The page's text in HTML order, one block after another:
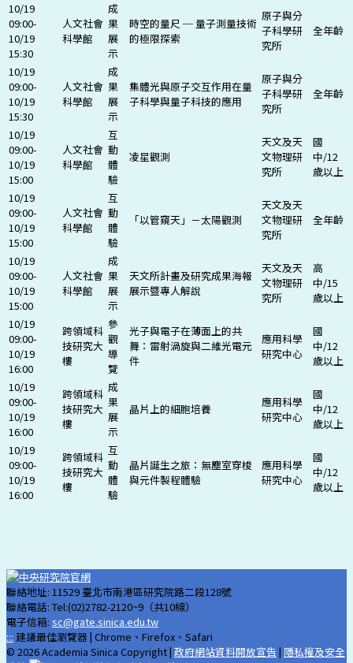
10/19
09:00-
10/19
15:30
人文社會
科學館
成
果
展
示
時空的量尺 ─ 量子測量技術
的極限探索
原子與分
子科學研
究所
全年齡
10/19
09:00-
10/19
15:30
人文社會
科學館
成
果
展
示
集體光與原子交互作用在量
子科學與量子科技的應用
原子與分
子科學研
究所
全年齡
10/19
09:00-
10/19
15:00
人文社會
科學館
互
動
體
驗
凌星觀測
天文及天
文物理研
究所
國
中/12
歲以上
10/19
09:00-
10/19
15:00
人文社會
科學館
互
動
體
驗
「以管窺天」－太陽觀測
天文及天
文物理研
究所
全年齡
10/19
09:00-
10/19
15:00
人文社會
科學館
成
果
展
示
天文所計畫及研究成果海報
展示暨專人解說
天文及天
文物理研
究所
高
中/15
歲以上
10/19
09:00-
10/19
16:00
跨領域科
技研究大
樓
參
觀
導
覽
光子與電子在薄面上的共
舞：雷射渦旋與二維光電元
件
應用科學
研究中心
國
中/12
歲以上
10/19
09:00-
10/19
16:00
跨領域科
技研究大
樓
成
果
展
示
晶片上的細胞培養
應用科學
研究中心
國
中/12
歲以上
10/19
09:00-
10/19
16:00
跨領域科
技研究大
樓
互
動
體
驗
晶片誕生之旅：無塵室穿梭
與元件製程體驗
應用科學
研究中心
國
中/12
歲以上
聯絡地址: 11529 臺北市南港區研究院路二段128號
聯絡電話: Tel:(02)2782-2120~9（共10線）
電子信箱: sc@gate.sinica.edu.tw
::: 建議最佳瀏覽器 | Chrome、Firefox、Safari
© 2026 Academia Sinica Copyright | 政府網站資料開放宣告 | 隱私權及安全